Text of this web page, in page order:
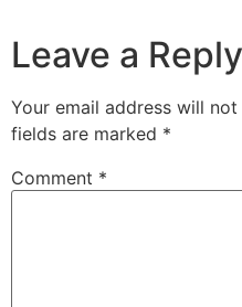
Leave a Reply
Your email address will
fields are marked *
Comment *